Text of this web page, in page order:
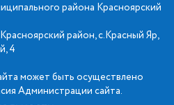
района Красноярский
район, с.Красный Яр,
4
может быть осуществлено
Администрации сайта.